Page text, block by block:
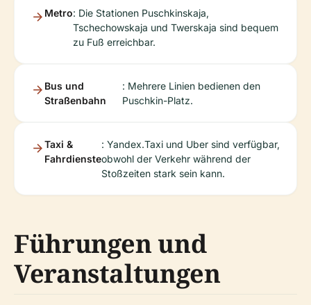
Metro: Die Stationen Puschkinskaja,
Tschechowskaja und Twerskaja sind bequem
zu Fuß erreichbar.
Bus und
Straßenbahn
: Mehrere Linien bedienen den
Puschkin-Platz.
Taxi &
Fahrdienste
: Yandex.Taxi und Uber sind verfügbar,
obwohl der Verkehr während der
Stoßzeiten stark sein kann.
Führungen und
Veranstaltungen